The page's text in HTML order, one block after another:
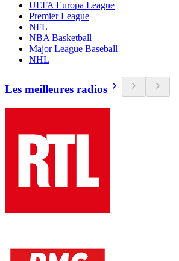
UEFA Europa League
Premier League
NFL
NBA Basketball
Major League Baseball
NHL
Les meilleures radios